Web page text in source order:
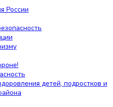
среда
России
детей, подростков и